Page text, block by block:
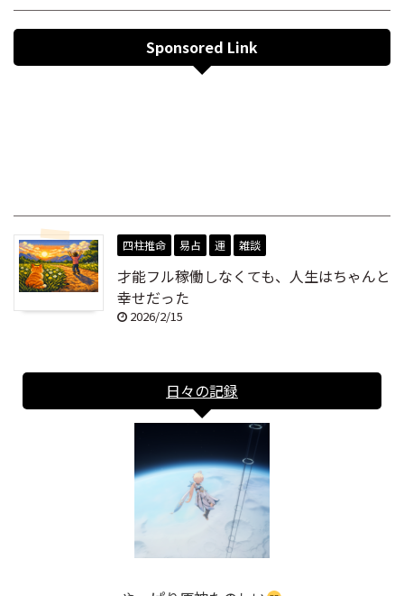
Sponsored Link
四柱推命 易占 運 雑談
才能フル稼働しなくても、人生はちゃんと
幸せだった
2026/2/15
日々の記録